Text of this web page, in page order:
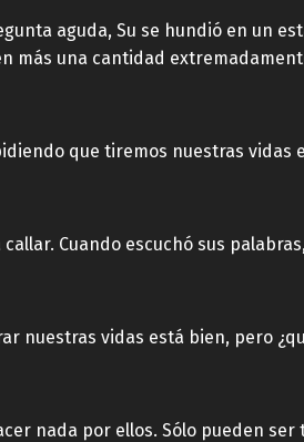
aguda, Su se hundió en un
más una cantidad
que tiremos nuestras
callar. Cuando escuchó sus
nuestras vidas está bien, pero
nada por ellos. Sólo pueden